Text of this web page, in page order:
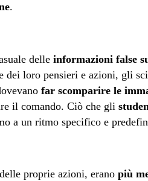
.
delle informazioni false
loro pensieri e azioni, gli
far scomparire le
il comando. Ciò che gli
a un ritmo specifico e
delle proprie azioni, erano più